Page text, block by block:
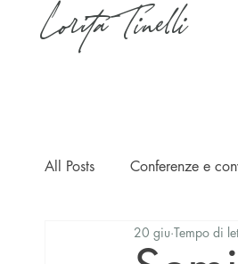
Lorita Tinelli
All Posts Conferenze e
Ripercussioni
20 giu Tempo di